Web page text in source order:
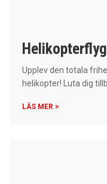
Upplev den totala
helikopter! Luta dig
LÄS MER >